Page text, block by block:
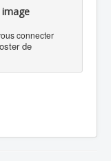
connecter
de